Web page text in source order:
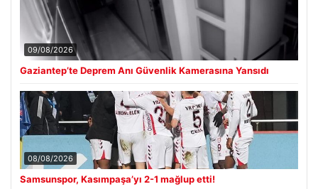
09/08/2026
Gaziantep’te Deprem Anı Güvenlik Kamerasına Yansıdı
08/08/2026
Samsunspor, Kasımpaşa’yı 2-1 mağlup etti!